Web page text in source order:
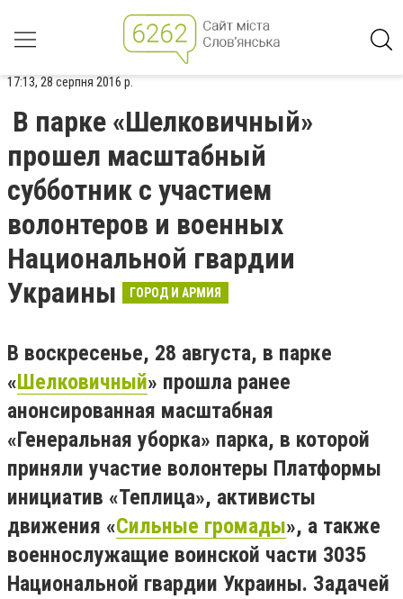
17:13, 28 серпня 2016 р.
В парке «Шелковичный»
прошел масштабный
субботник с участием
волонтеров и военных
Национальной гвардии
Украины
ГОРОД И АРМИЯ
В воскресенье, 28 августа, в парке
«Шелковичный» прошла ранее
анонсированная масштабная
«Генеральная уборка» парка, в которой
приняли участие волонтеры Платформы
инициатив «Теплица», активисты
движения «Сильные громады», а также
военнослужащие воинской части 3035
Национальной гвардии Украины. Задачей